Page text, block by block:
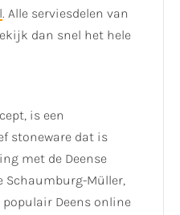
. Alle serviesdelen van
dan snel het hele
is een
stoneware dat is
met de Deense
Schaumburg-Müller,
Deens online